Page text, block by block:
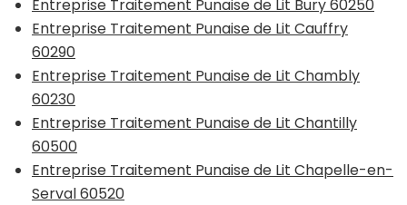
Entreprise Traitement Punaise de Lit Bury 60250
Entreprise Traitement Punaise de Lit Cauffry
60290
Entreprise Traitement Punaise de Lit Chambly
60230
Entreprise Traitement Punaise de Lit Chantilly
60500
Entreprise Traitement Punaise de Lit Chapelle-en-
Serval 60520